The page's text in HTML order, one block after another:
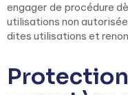
engager de procédure
utilisations non
dites utilisations et